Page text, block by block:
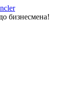
бизнесмена!